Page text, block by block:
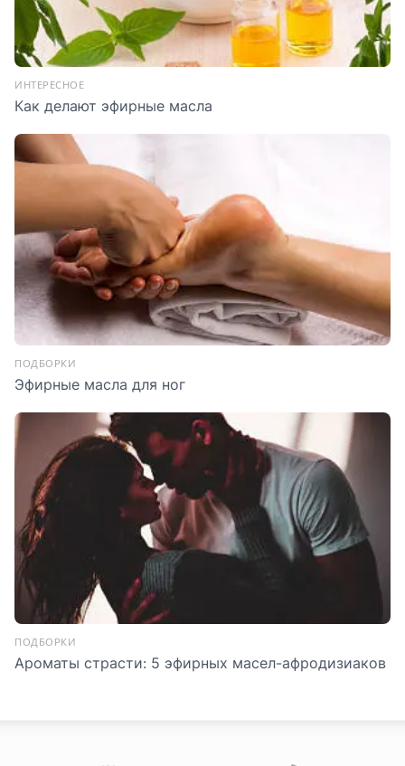
ИНТЕРЕСНОЕ
Как делают эфирные масла
ПОДБОРКИ
Эфирные масла для ног
ПОДБОРКИ
Ароматы страсти: 5 эфирных масел-афродизиаков